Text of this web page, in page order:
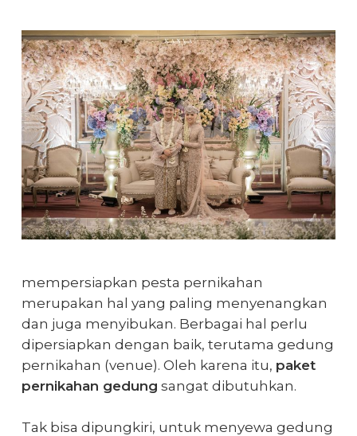
mempersiapkan pesta pernikahan
merupakan hal yang paling menyenangkan
dan juga menyibukan. Berbagai hal perlu
dipersiapkan dengan baik, terutama gedung
pernikahan (venue). Oleh karena itu, paket
pernikahan gedung sangat dibutuhkan.
Tak bisa dipungkiri, untuk menyewa gedung